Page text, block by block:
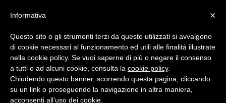
Economia
×
Informativa
Questo sito o gli strumenti terzi da questo utilizzati si avvalgono
di cookie necessari al funzionamento ed utili alle finalità illustrate
nella cookie policy. Se vuoi saperne di più o negare il consenso
a tutti o ad alcuni cookie, consulta la cookie policy.
Chiudendo questo banner, scorrendo questa pagina, cliccando
su un link o proseguendo la navigazione in altra maniera,
acconsenti all’uso dei cookie.